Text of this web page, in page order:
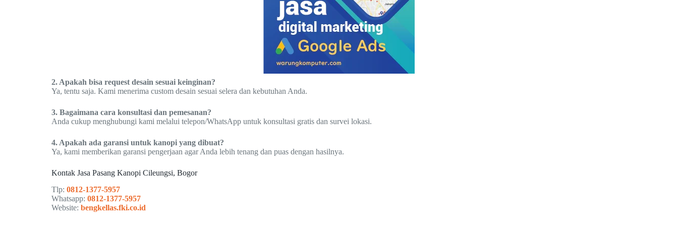
2. Apakah bisa request desain sesuai keinginan?
Ya, tentu saja. Kami menerima custom desain sesuai selera dan kebutuhan Anda.
3. Bagaimana cara konsultasi dan pemesanan?
Anda cukup menghubungi kami melalui telepon/WhatsApp untuk konsultasi gratis dan survei lokasi.
4. Apakah ada garansi untuk kanopi yang dibuat?
Ya, kami memberikan garansi pengerjaan agar Anda lebih tenang dan puas dengan hasilnya.
Kontak Jasa Pasang Kanopi Cileungsi, Bogor
Tlp: 0812-1377-5957
Whatsapp: 0812-1377-5957
Website: bengkellas.fki.co.id